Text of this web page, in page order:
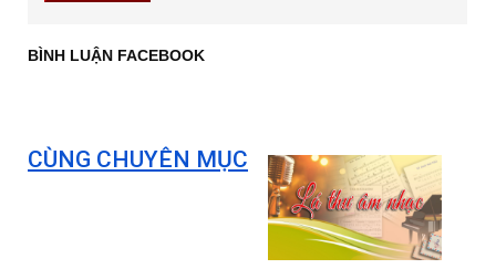
BÌNH LUẬN FACEBOOK
CÙNG CHUYÊN MỤC